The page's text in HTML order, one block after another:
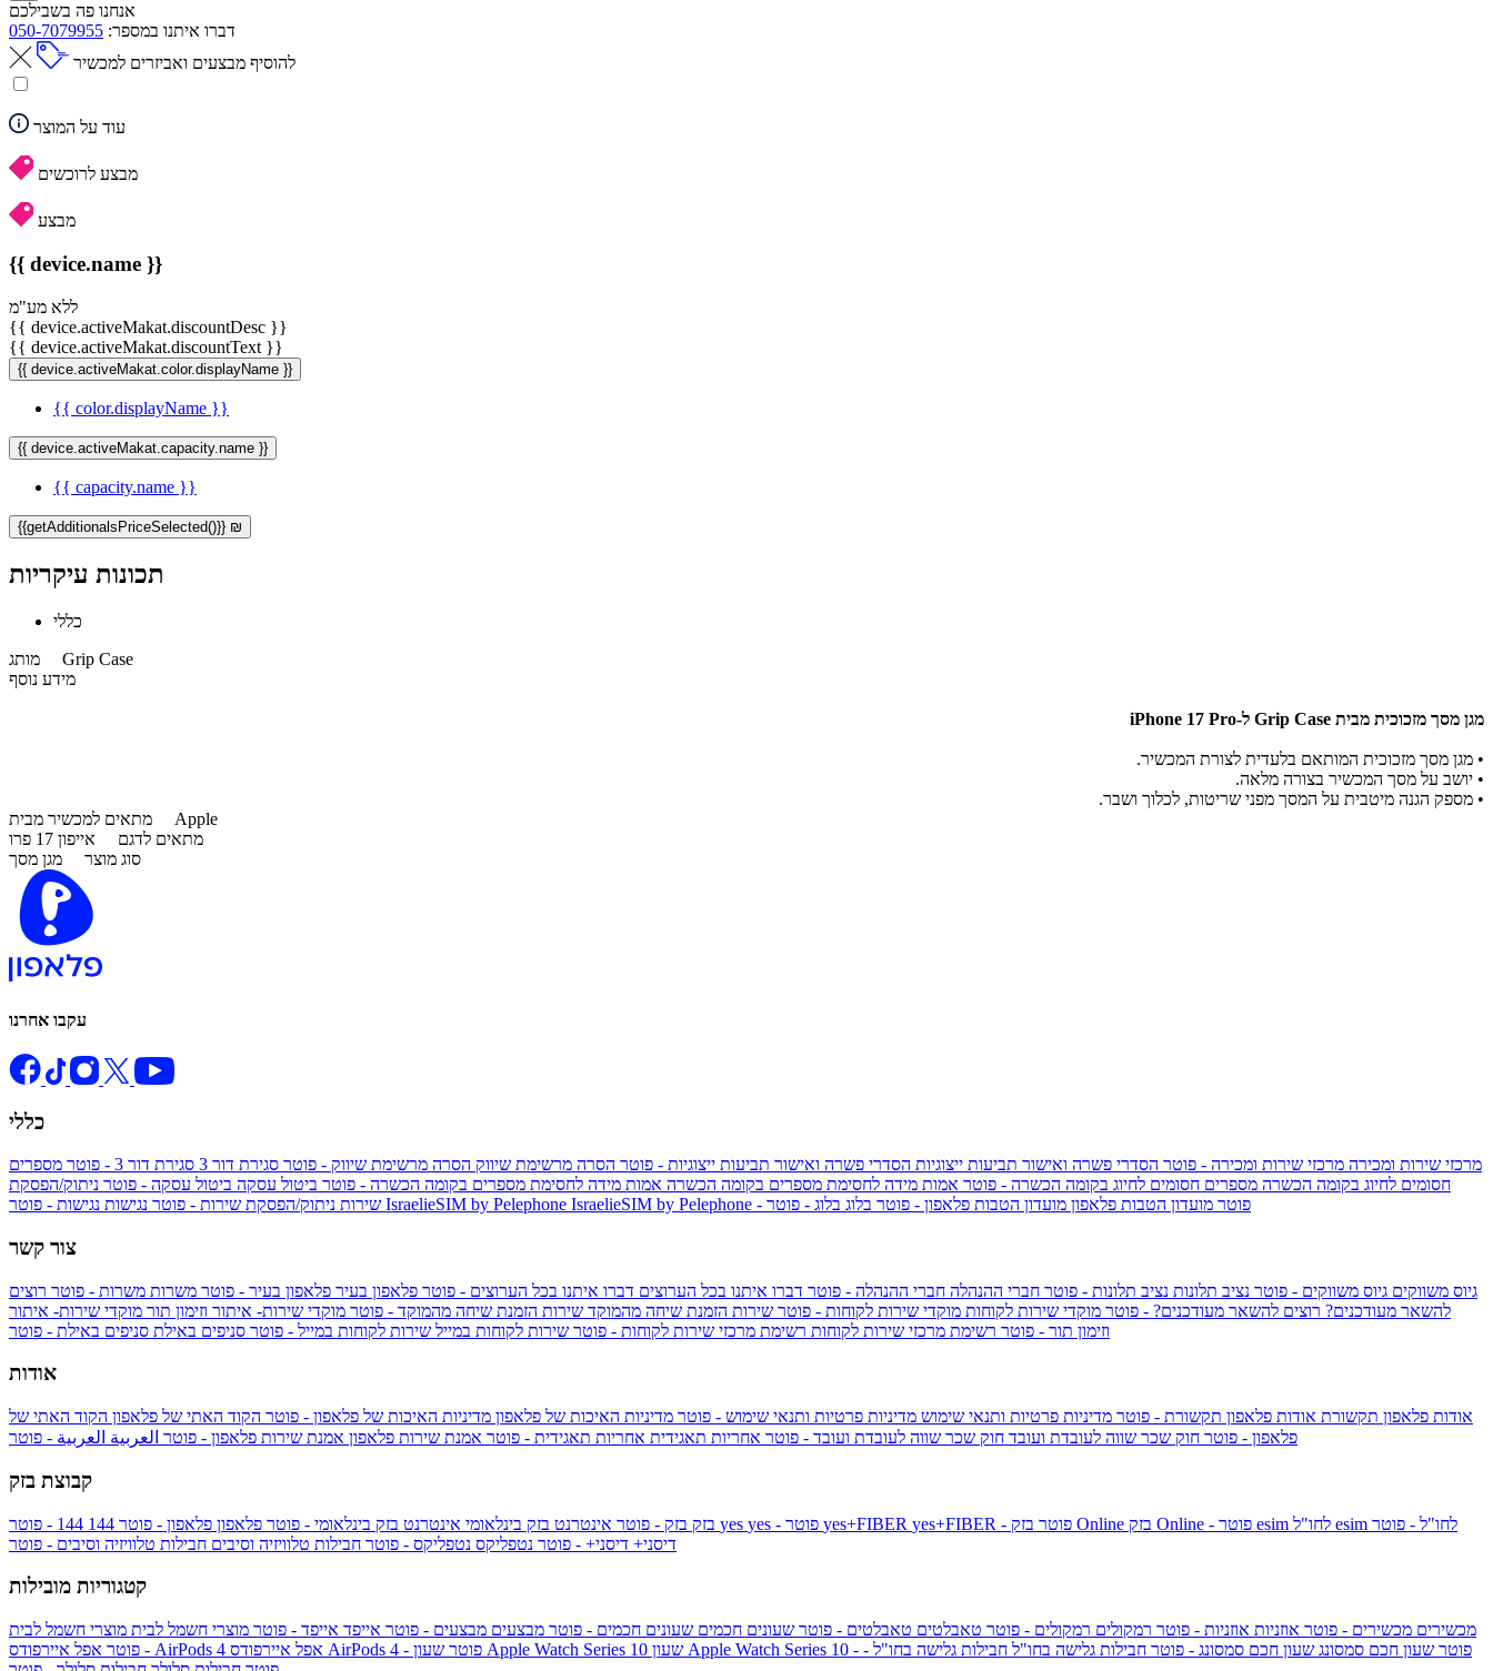
אנחנו פה בשבילכם
דברו איתנו במספר: 050-7079955
להוסיף מבצעים ואביזרים למכשיר
עוד על המוצר
מבצע לרוכשים
מבצע
{{ device.name }}
ללא מע"מ
{{ device.activeMakat.discountDesc }}
{{ device.activeMakat.discountText }}
{{ device.activeMakat.color.displayName }}
{{ color.displayName }}
{{ device.activeMakat.capacity.name }}
{{ capacity.name }}
{{getAdditionalsPriceSelected()}} ₪
תכונות עיקריות
כללי
מותג Grip Case
מידע נוסף
מגן מסך מזכוכית מבית Grip Case ל-iPhone 17 Pro
• מגן מסך מזכוכית המותאם בלעדית לצורת המכשיר.
• יושב על מסך המכשיר בצורה מלאה.
• מספק הגנה מיטבית על המסך מפני שריטות, לכלוך ושבר.
מתאים למכשיר מבית Apple
מתאים לדגם אייפון 17 פרו
סוג מוצר מגן מסך
עקבו אחרנו
כללי
מרכזי שירות ומכירה מרכזי שירות ומכירה - פוטר הסדרי פשרה ואישור תביעות ייצוגיות הסדרי פשרה ואישור תביעות ייצוגיות - פוטר הסרה מרשימת שיווק הסרה מרשימת שיווק - פוטר סגירת דור 3 סגירת דור 3 - פוטר
מספרים
חסומים לחיוג בקומה הכשרה מספרים חסומים לחיוג בקומה הכשרה - פוטר אמות מידה לחסימת מספרים בקומה הכשרה אמות מידה לחסימת מספרים בקומה הכשרה - פוטר ביטול עסקה ביטול עסקה - פוטר ניתוק/הפסקת
שירות ניתוק/הפסקת שירות - פוטר נגישות IsraelieSIM by Pelephone IsraelieSIM by Pelephone - פוטר מועדון הטבות פלאפון מועדון הטבות פלאפון - פוטר בלוג בלוג - פוטר
צור קשר
גיוס משווקים גיוס משווקים - פוטר נציב תלונות נציב תלונות - פוטר חברי ההנהלה חברי ההנהלה - פוטר דברו איתנו בכל הערוצים דברו איתנו בכל הערוצים - פוטר פלאפון בעיר פלאפון בעיר - פוטר משרות משרות - פוטר רוצים
להשאר מעודכנים? רוצים להשאר מעודכנים? - פוטר מוקדי שירות לקוחות מוקדי שירות לקוחות - פוטר שירות הזמנת שיחה מהמוקד שירות הזמנת שיחה מהמוקד - פוטר מוקדי שירות- איתור וזימון תור מוקדי שירות- איתור
וזימון תור - פוטר רשימת מרכזי שירות לקוחות רשימת מרכזי שירות לקוחות - פוטר שירות לקוחות במייל שירות לקוחות במייל - פוטר סניפים באילת סניפים באילת - פוטר
אודות
אודות פלאפון תקשורת אודות פלאפון תקשורת - פוטר מדיניות פרטיות ותנאי שימוש מדיניות פרטיות ותנאי שימוש - פוטר מדיניות האיכות של פלאפון מדיניות האיכות של פלאפון - פוטר הקוד האתי של פלאפון הקוד האתי של
פלאפון - פוטר חוק שכר שווה לעובדת ועובד חוק שכר שווה לעובדת ועובד - פוטר אחריות תאגידית אחריות תאגידית - פוטר אמנת שירות פלאפון אמנת שירות פלאפון - פוטר العربية العربية - פוטר
קבוצת בזק
בזק בזק - פוטר אינטרנט בזק בינלאומי אינטרנט בזק בינלאומי - פוטר פלאפון פלאפון - פוטר 144 yes yes+FIBER yes+FIBER - פוטר בזק Online
esim לחו"ל - פוטר
דיסני+ דיסני+ - פוטר נטפליקס נטפליקס - פוטר חבילות טלוויזיה וסיבים חבילות טלוויזיה וסיבים - פוטר
קטגוריות מובילות
מכשירים מכשירים - פוטר אוזניות אוזניות - פוטר רמקולים רמקולים - פוטר טאבלטים טאבלטים - פוטר שעונים חכמים שעונים חכמים - פוטר מבצעים מבצעים - פוטר אייפד אייפד - פוטר מוצרי חשמל לבית מוצרי חשמל לבית
- פוטר אפל איירפודס AirPods 4 אפל איירפודס AirPods 4 - פוטר שעון Apple Watch Series 10 שעון Apple Watch Series 10 - פוטר שעון חכם סמסונג שעון חכם סמסונג - פוטר חבילות גלישה בחו"ל חבילות גלישה בחו"ל -